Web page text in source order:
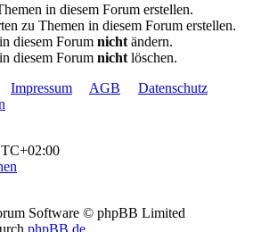
in diesem Forum erstellen.
zu Themen in diesem Forum erstellen.
diesem Forum nicht ändern.
diesem Forum nicht löschen.
Impressum AGB
Datenschutz
Software © phpBB Limited
phpBB.de